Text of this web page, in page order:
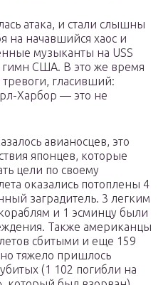
атака, и стали слышны
на начавшийся хаос и
музыканты на USS
гимн США. В это же время
гласивший:
Харбор — это не
авианосцев, это
японцев, которые
цели по своему
оказались потоплены 4
заградитель. 3 легким
и 1 эсминцу были
Также американцы
сбитыми и еще 159
тяжело пришлось
(1 102 погибли на